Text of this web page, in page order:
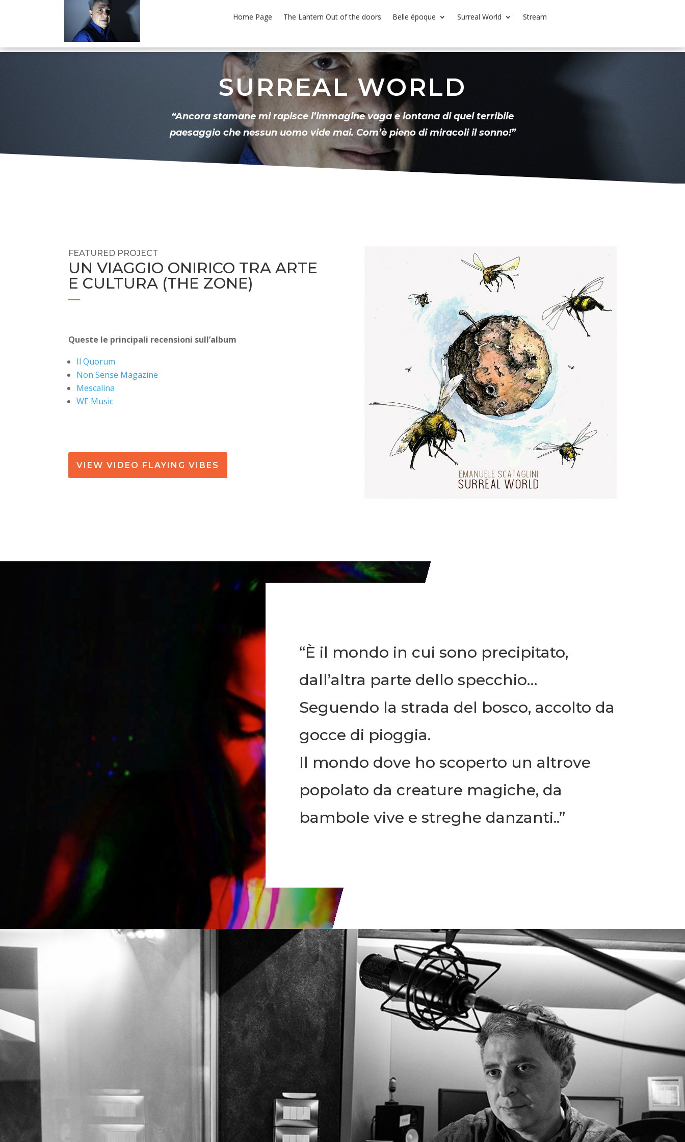
Home Page The Lantern Out of the doors Belle époque Surreal World Stream
SURREAL WORLD
“Ancora stamane mi rapisce l’immagine vaga e lontana di quel terribile
paesaggio che nessun uomo vide mai. Com’è pieno di miracoli il sonno!”
FEATURED PROJECT
UN VIAGGIO ONIRICO TRA ARTE
E CULTURA (THE ZONE)
Queste le principali recensioni sull’album
Il Quorum
Non Sense Magazine
Mescalina
WE Music
VIEW VIDEO FLAYING VIBES
“È il mondo in cui sono precipitato,
dall’altra parte dello specchio…
Seguendo la strada del bosco, accolto da
gocce di pioggia.
Il mondo dove ho scoperto un altrove
popolato da creature magiche, da
bambole vive e streghe danzanti..”